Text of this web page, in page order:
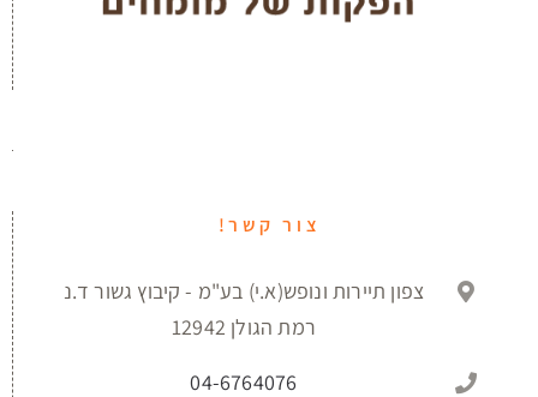
צור קשר!
צפון תיירות ונופש(א.י) בע"מ - קיבוץ גשור ד.נ
רמת הגולן 12942
04-6764076